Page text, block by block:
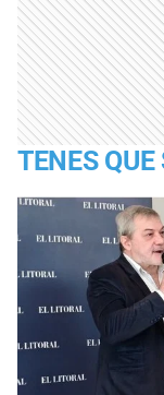
TENES QUE